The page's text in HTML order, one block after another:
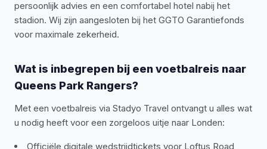
persoonlijk advies en een comfortabel hotel nabij het
stadion. Wij zijn aangesloten bij het GGTO Garantiefonds
voor maximale zekerheid.
Wat is inbegrepen bij een voetbalreis naar
Queens Park Rangers?
Met een voetbalreis via Stadyo Travel ontvangt u alles wat
u nodig heeft voor een zorgeloos uitje naar Londen:
Officiële digitale wedstrijdtickets voor Loftus Road